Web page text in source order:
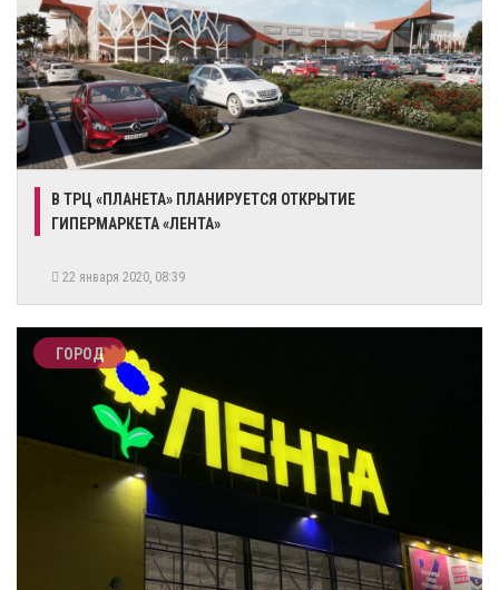
​В ТРЦ «ПЛАНЕТА» ПЛАНИРУЕТСЯ ОТКРЫТИЕ
ГИПЕРМАРКЕТА «ЛЕНТА»
22 января 2020, 08:39
ГОРОД